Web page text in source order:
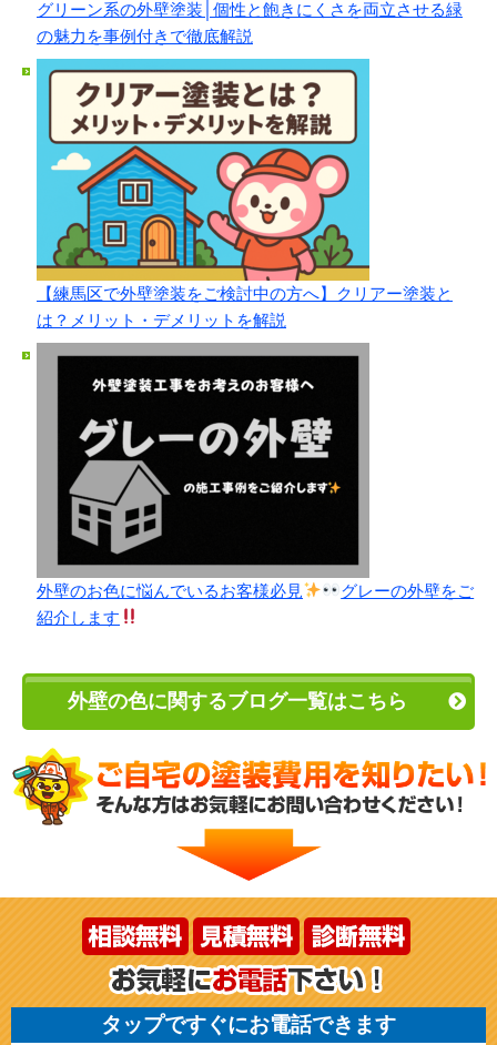
グリーン系の外壁塗装│個性と飽きにくさを両立させる緑
の魅力を事例付きで徹底解説
【練馬区で外壁塗装をご検討中の方へ】クリアー塗装と
は？メリット・デメリットを解説
外壁のお色に悩んでいるお客様必見
グレーの外壁をご
紹介します
外壁の色に関するブログ一覧はこちら
タップですぐにお電話できます